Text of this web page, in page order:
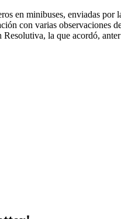
en minibuses, enviadas
con varias observaciones
la que acordó,